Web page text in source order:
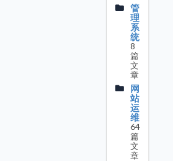
管
理
系
统
8
篇
文
章
网
站
运
维
64
篇
文
章